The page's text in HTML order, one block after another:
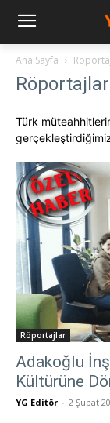
Ana Sayfa
Röportajlar
Türk
Röportajlar
Adakoğlu
Kültürüne
YG Editör - 2 Şubat